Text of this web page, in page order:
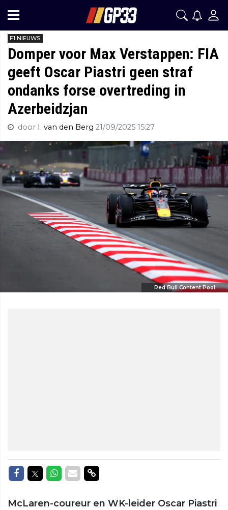
F1 NIEUWS
Domper voor Max Verstappen: FIA
geeft Oscar Piastri geen straf
ondanks forse overtreding in
Azerbeidzjan
door I. van den Berg 21/09/2025 15:27
Red Bull Content Pool
Delen op Facebook
Delen op Twitter
Delen op Whatsapp
Delen via Mail
Delen via link
McLaren-coureur en WK-leider Oscar Piastri